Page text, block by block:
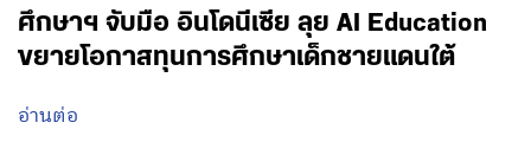
ศึกษาฯ จับมือ อินโดนีเซีย ลุย AI Education
ขยายโอกาสทุนการศึกษาเด็กชายแดนใต้
อ่านต่อ